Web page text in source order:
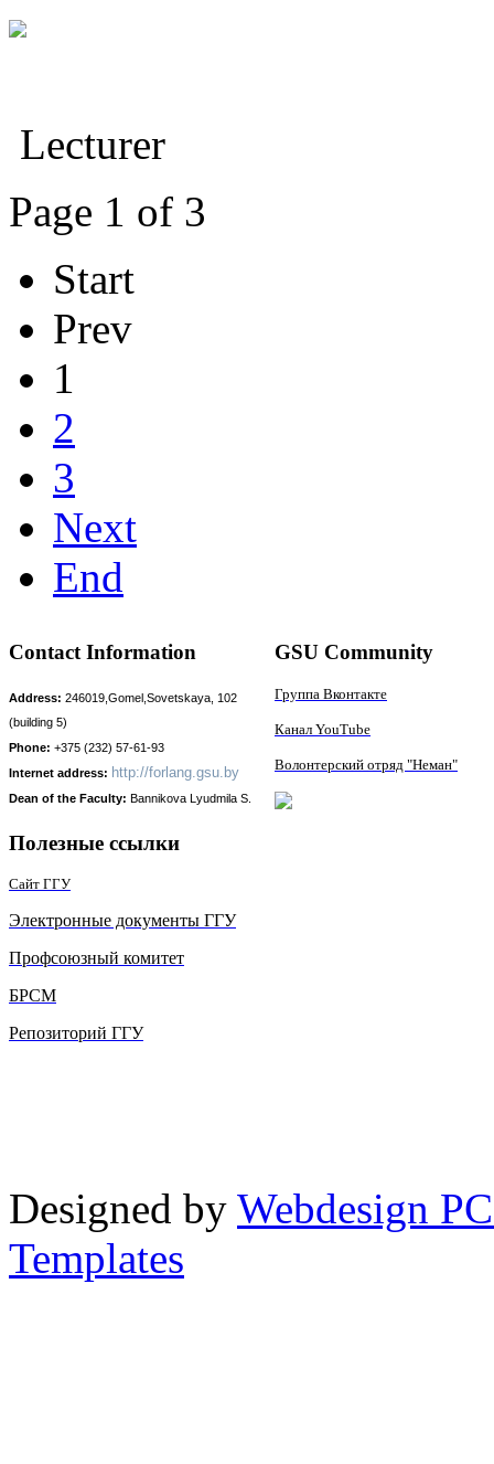
Lecturer
Page 1 of 3
Start
Prev
1
2
3
Next
End
Contact Information
Address: 246019,Gomel,Sovetskaya, 102
(building 5)
Phone: +375 (232) 57-61-93
Internet address: http://forlang.gsu.by
Dean of the Faculty: Bаnnikova Lyudmila S.
Полезные ссылки
Сайт ГГУ
Электронные документы ГГУ
Профсоюзный комитет
БРСМ
Репозиторий ГГУ
GSU Community
Группа Вконтакте
Канал YouTube
Волонтерский отряд "Неман"
Designed by Webdesign
Templates